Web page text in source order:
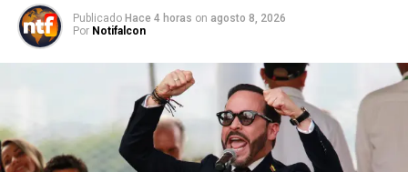
Publicado Hace 4 horas on agosto 8, 2026
Por Notifalcon